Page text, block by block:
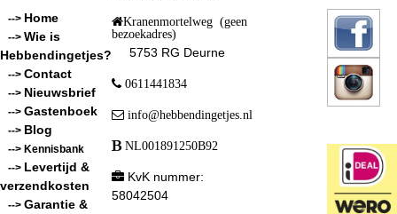
--> Home
--> Wie is
Hebbendingetjes?
--> Contact
--> Nieuwsbrief
--> Gastenboek
--> Blog
--> Kennisbank
--> Levertijd &
verzendkosten
--> Garantie &
Kranenmortelweg (geen
bezoekadres)
5753 RG Deurne
0611441834
info@hebbendingetjes.nl
NL001891250B92
KvK nummer:
58042504